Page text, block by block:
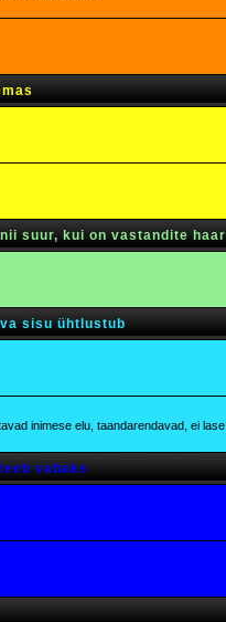
suur, kui on vastandite
sisu ühtlustub
inimese elu, taandarendavad, ei
vabaks